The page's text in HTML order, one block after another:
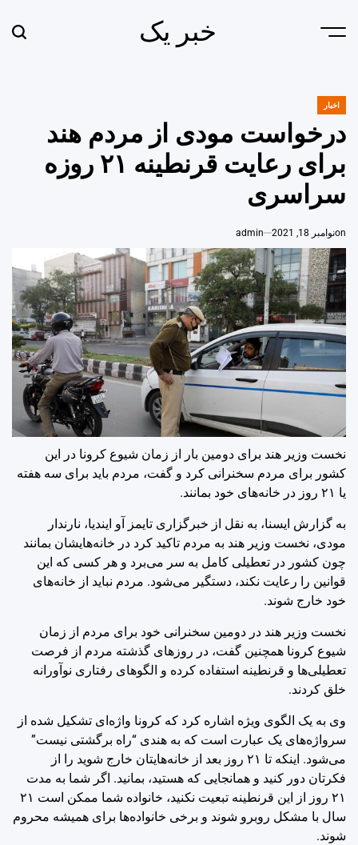
Menu خبر یک
POSTED
اخبار
درخواست مودی از مردم هند
برای رعایت قرنطینه ۲۱ روزه
سراسری
onنوامبر 18, 2021 admin
نخست وزیر هند برای دومین بار از زمان شیوع کرونا در این
کشور برای مردم سخنرانی کرد و گفت، مردم باید برای سه هفته
یا ۲۱ روز در خانه‌های خود بمانند.
به گزارش ایسنا، به نقل از خبرگزاری تایمز آو ایندیا، نارندار
مودی، نخست وزیر هند به مردم تاکید کرد در خانه‌هایشان بمانند
چون کشور در تعطیلی کامل به سر می‌برد و هر کسی که این
قوانین را رعایت نکند، دستگیر می‌شود. مردم نباید از خانه‌های
خود خارج شوند.
نخست وزیر هند در دومین سخنرانی خود برای مردم از زمان
شیوع کرونا همچنین گفت، در روزهای گذشته مردم از فرصت
تعطیلی‌ها و قرنطینه استفاده کرده و الگوهای رفتاری نوآورانه
خلق کردند.
وی به یک الگوی ویژه اشاره کرد که کرونا واژه‌ای تشکیل شده از
سرواژه‌های یک عبارت است که به هندی “راه برگشتی نیست”
می‌شود. اینکه تا ۲۱ روز بعد از خانه‌هایتان خارج شوید را از
فکرتان دور کنید و همانجایی که هستید، بمانید. اگر شما به مدت
۲۱ روز از این قرنطینه تبعیت نکنید، خانواده شما ممکن است ۲۱
سال با مشکل روبرو شوند و برخی خانواده‌ها برای همیشه محروم
شوند.